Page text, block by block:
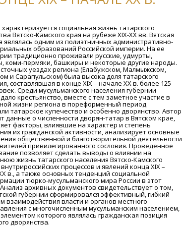
характеризуется социальная жизнь татарского
Вятско-Камского края на рубеже XIX-XX вв. Вятская
являлась одним из полиэтничных административно-
образований Российской империи. На ее
традиционно проживали русские, удмурты,
коми-пермяки, башкиры и некоторые другие народы.
уездах региона (Елабужском, Малмыжском,
и Сарапульском) была высока доля татарского
составлявшая в конце XIX – начале XX в. более 125
Среди мусульманского населения губернии
крестьянство, вместе с тем заметное участие в
жизни региона в пореформенный период
татарское купечество и особенно дворянство. Автор
данные о численности дворян-татар в Вятском крае,
факторы, влиявшие на характер и степень
их гражданской активности, анализирует основные
общественной и благотворительной деятельности
привилегированного сословия. Проведенное
позволяет сделать выводы о влиянии на
жизнь татарского населения Вятско-Камского
процессов и явлений конца XIX –
в., а также основных тенденций социальной
тюрко-мусульманского мира России в этот
архивных документов свидетельствует о том,
губернии сформировался эффективный, гибкий
взаимодействия власти и органов местного
с многочисленным мусульманским населением,
которого являлась гражданская позиция
дворянства.